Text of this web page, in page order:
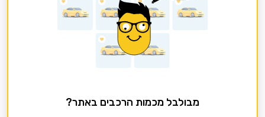
מבולבל מכמות הרכבים באתר?